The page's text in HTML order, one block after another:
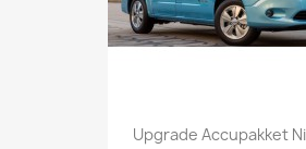
Upgrade Accupakket